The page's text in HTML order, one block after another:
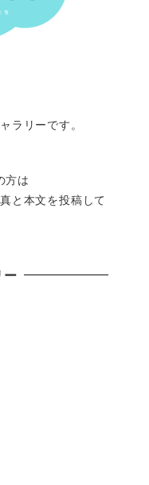
ラリーです。
方は
と本文を投稿して
ー